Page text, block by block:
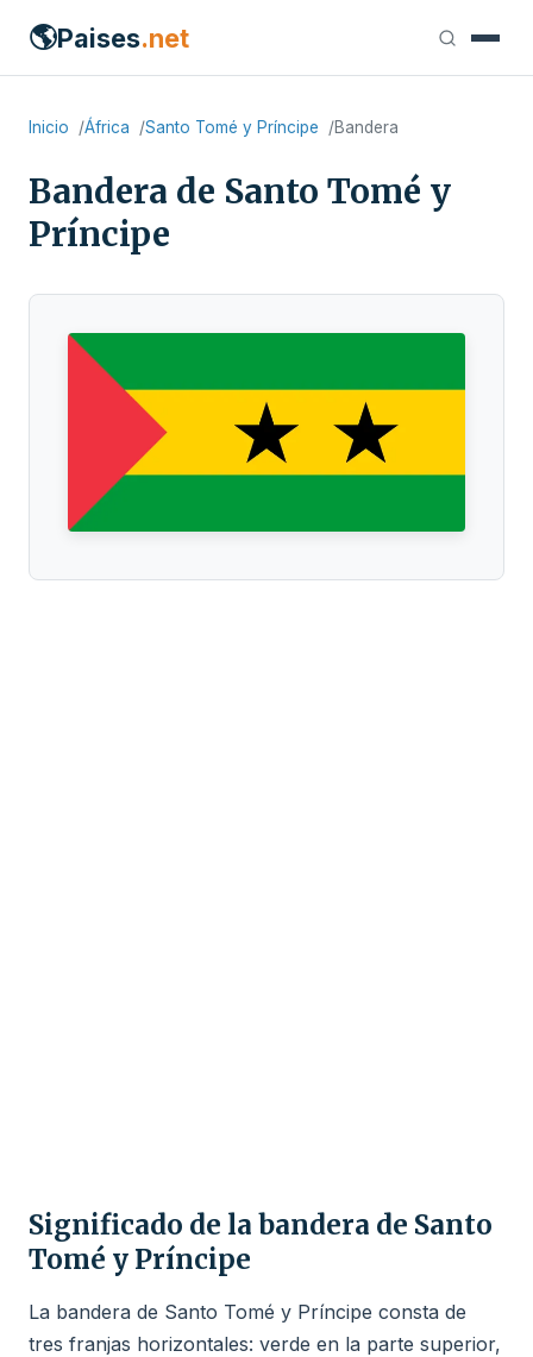
🌎Paises.net
Inicio África Santo Tomé y Príncipe Bandera
Bandera de Santo Tomé y
Príncipe
Significado de la bandera de Santo
Tomé y Príncipe
La bandera de Santo Tomé y Príncipe consta de
tres franjas horizontales: verde en la parte superior,